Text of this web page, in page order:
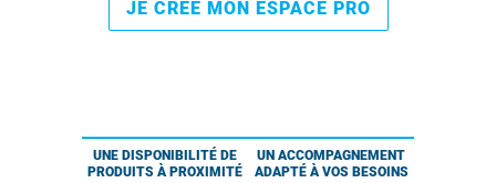
JE CRÉE MON ESPACE PRO
UNE DISPONIBILITÉ DE
PRODUITS À PROXIMITÉ
UN ACCOMPAGNEMENT
ADAPTÉ À VOS BESOINS